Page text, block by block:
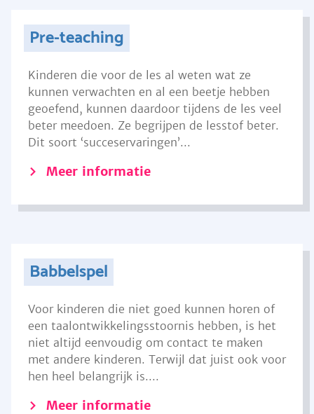
Pre-teaching
Kinderen die voor de les al weten wat ze
kunnen verwachten en al een beetje hebben
geoefend, kunnen daardoor tijdens de les veel
beter meedoen. Ze begrijpen de lesstof beter.
Dit soort ‘succeservaringen’...
Meer informatie
Babbelspel
Voor kinderen die niet goed kunnen horen of
een taalontwikkelingsstoornis hebben, is het
niet altijd eenvoudig om contact te maken
met andere kinderen. Terwijl dat juist ook voor
hen heel belangrijk is....
Meer informatie